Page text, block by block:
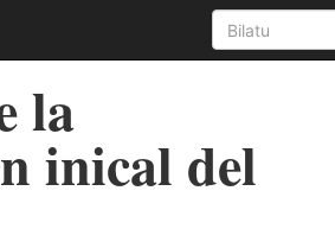
la
inical del